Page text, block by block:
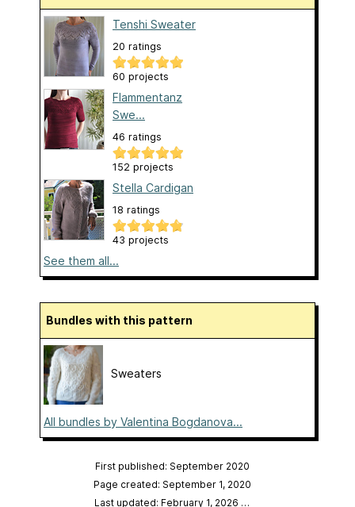
Tenshi Sweater
20 ratings
60 projects
Flammentanz
Swe...
46 ratings
152 projects
Stella Cardigan
18 ratings
43 projects
See them all...
Bundles with this pattern
Sweaters
All bundles by Valentina Bogdanova...
First published: September 2020
Page created: September 1, 2020
Last updated: February 1, 2026 …